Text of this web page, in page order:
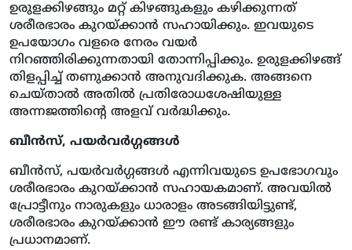
ഉരുളക്കിഴങ്ങും മറ്റ് കിഴങ്ങുകളും കഴിക്കുന്നത്
ശരീരഭാരം കുറയ്ക്കാൻ സഹായിക്കും. ഇവയുടെ
ഉപയോഗം വളരെ നേരം വയർ
നിറഞ്ഞിരിക്കുന്നതായി തോന്നിപ്പിക്കും. ഉരുളക്കിഴങ്ങ്
തിളപ്പിച്ച് തണുക്കാൻ അനുവദിക്കുക. അങ്ങനെ
ചെയ്താൽ അതിൽ പ്രതിരോധശേഷിയുള്ള
അന്നജത്തിൻ്റെ അളവ് വർദ്ധിക്കും.
ബീൻസ്, പയർവർഗ്ഗങ്ങൾ
ബീൻസ്, പയർവർഗ്ഗങ്ങൾ എന്നിവയുടെ ഉപഭോഗവും
ശരീരഭാരം കുറയ്ക്കാൻ സഹായകമാണ്. അവയിൽ
പ്രോട്ടീനും നാരുകളും ധാരാളം അടങ്ങിയിട്ടുണ്ട്,
ശരീരഭാരം കുറയ്ക്കാൻ ഈ രണ്ട് കാര്യങ്ങളും
പ്രധാനമാണ്.